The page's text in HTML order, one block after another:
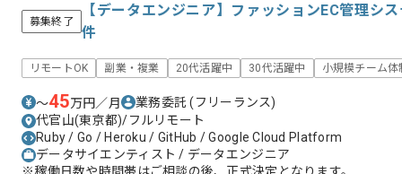
募集終了
【データエンジニア】ファッションEC管理シ
件
リモートOK 副業・複業 20代活躍中 30代活躍中 小規模チーム体
〜45万円／月 業務委託(フリーランス)
代官山(東京都)/フルリモート
Ruby / Go / Heroku / GitHub / Google Cloud Platform
データサイエンティスト / データエンジニア